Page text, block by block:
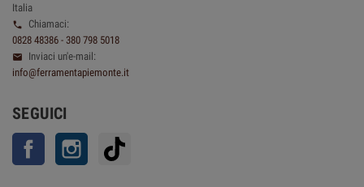
Italia

Chiamaci:
0828 48386 - 380 798 5018

Inviaci un'e-mail:
info@ferramentapiemonte.it
SEGUICI
Facebook Instagram